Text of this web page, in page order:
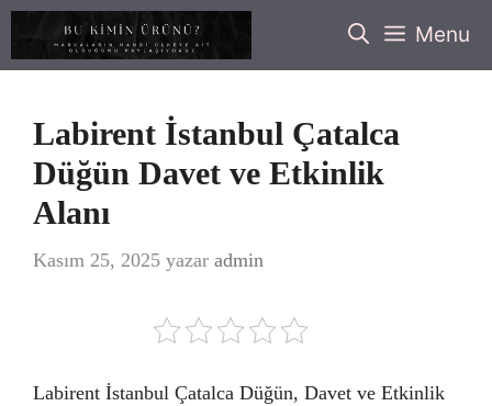
İçeriğe
Menu
Labirent İstanbul Çatalca
Düğün Davet ve Etkinlik
Alanı
Kasım 25, 2025 yazar admin
Labirent İstanbul Çatalca Düğün, Davet ve Etkinlik